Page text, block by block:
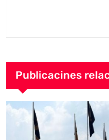
Publicacines